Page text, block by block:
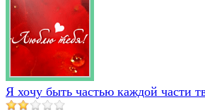
Я хочу быть частью каждой части